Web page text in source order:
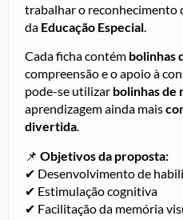
trabalhar o reconhecimento
da Educação Especial.
Cada ficha contém bolinhas
compreensão e o apoio à
pode-se utilizar bolinhas de
aprendizagem ainda mais
divertida.
📌 Objetivos da proposta:
✔ Desenvolvimento de
✔ Estimulação cognitiva
✔ Facilitação da memória